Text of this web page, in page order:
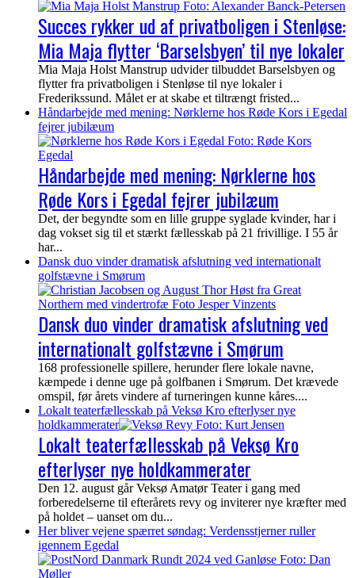
Succes rykker ud af privatboligen i Stenløse:
Mia Maja flytter ‘Barselsbyen’ til nye lokaler
Mia Maja Holst Manstrup udvider tilbuddet Barselsbyen og
flytter fra privatboligen i Stenløse til nye lokaler i
Frederikssund. Målet er at skabe et tiltrængt fristed...
Håndarbejde med mening: Nørklerne hos Røde Kors i Egedal
fejrer jubilæum
Håndarbejde med mening: Nørklerne hos
Røde Kors i Egedal fejrer jubilæum
Det, der begyndte som en lille gruppe syglade kvinder, har i
dag vokset sig til et stærkt fællesskab på 21 frivillige. I 55 år
har...
Dansk duo vinder dramatisk afslutning ved internationalt
golfstævne i Smørum
Dansk duo vinder dramatisk afslutning ved
internationalt golfstævne i Smørum
168 professionelle spillere, herunder flere lokale navne,
kæmpede i denne uge på golfbanen i Smørum. Det krævede
omspil, før årets vindere af turneringen kunne kåres....
Lokalt teaterfællesskab på Veksø Kro efterlyser nye
holdkammerater
Lokalt teaterfællesskab på Veksø Kro
efterlyser nye holdkammerater
Den 12. august går Veksø Amatør Teater i gang med
forberedelserne til efterårets revy og inviterer nye kræfter med
på holdet – uanset om du...
Her bliver vejene spærret søndag: Verdensstjerner ruller
igennem Egedal